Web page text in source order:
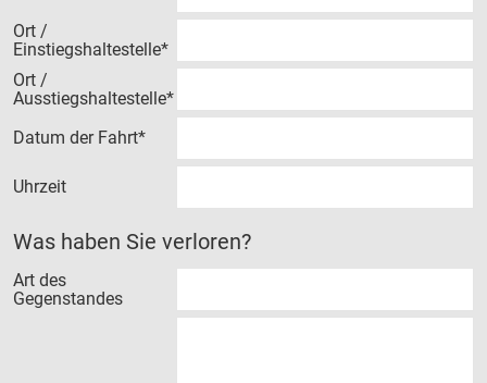
Ort /
Einstiegshaltestelle*
Ort /
Ausstiegshaltestelle*
Datum der Fahrt*
Uhrzeit
Was haben Sie verloren?
Art des
Gegenstandes